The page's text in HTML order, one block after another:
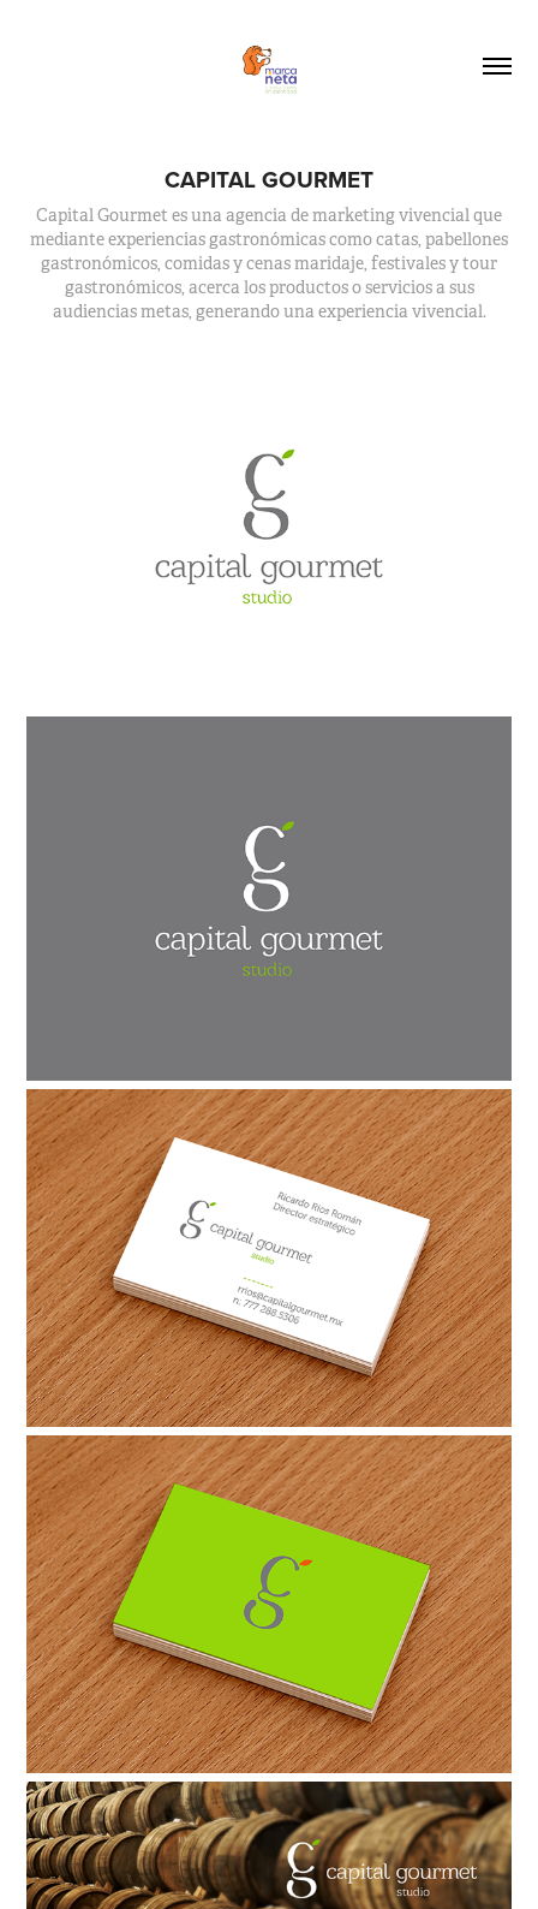
CAPITAL GOURMET
Capital Gourmet es una agencia de marketing vivencial que
mediante experiencias gastronómicas como catas, pabellones
gastronómicos, comidas y cenas maridaje, festivales y tour
gastronómicos, acerca los productos o servicios a sus
audiencias metas, generando una experiencia vivencial.